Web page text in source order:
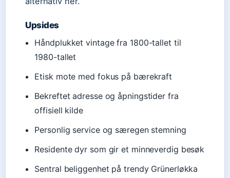
Upsides
Håndplukket vintage fra 1800-tallet til
1980-tallet
Etisk mote med fokus på bærekraft
Bekreftet adresse og åpningstider fra
offisiell kilde
Personlig service og særegen stemning
Residente dyr som gir et minneverdig besøk
Sentral beliggenhet på trendy Grünerløkka